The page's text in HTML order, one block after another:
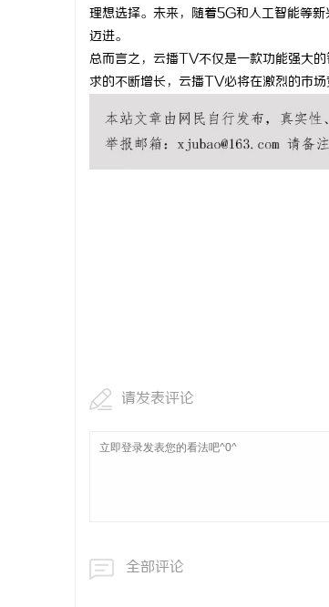
理想选择。未来，随着5G和人工智能等
迈进。
总而言之，云播TV不仅是一款功能强大
求的不断增长，云播TV必将在激烈的市
请发表评论
全部评论